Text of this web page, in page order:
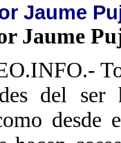
Jaume
Jaume
del
desde